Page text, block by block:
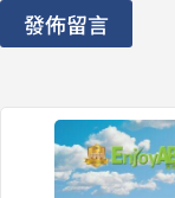
發佈留言